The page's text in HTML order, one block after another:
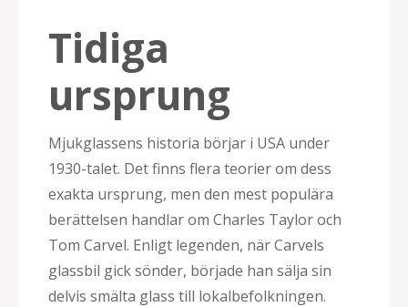
Tidiga
ursprung
Mjukglassens historia börjar i USA under
1930-talet. Det finns flera teorier om dess
exakta ursprung, men den mest populära
berättelsen handlar om Charles Taylor och
Tom Carvel. Enligt legenden, när Carvels
glassbil gick sönder, började han sälja sin
delvis smälta glass till lokalbefolkningen.